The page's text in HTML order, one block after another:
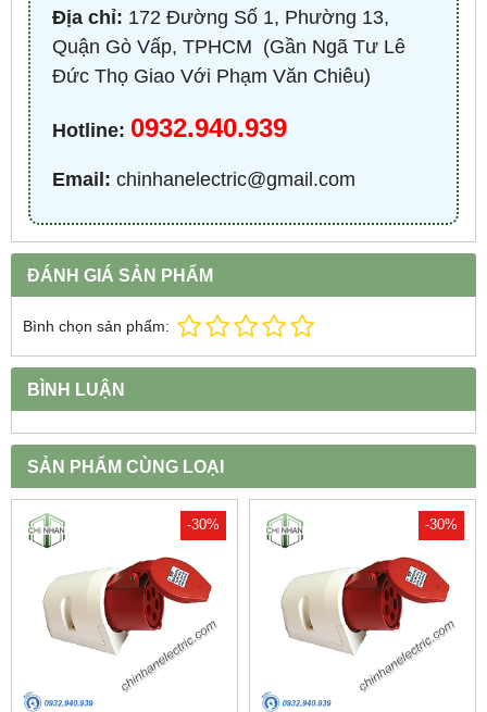
Địa chỉ: 172 Đường Số 1, Phường 13,
Quận Gò Vấp, TPHCM ​ (Gần Ngã Tư Lê
Đức Thọ Giao Với Phạm Văn Chiêu)
Hotline: 0932.940.939
Email: chinhanelectric@gmail.com
ĐÁNH GIÁ SẢN PHẨM
Bình chọn sản phẩm:
BÌNH LUẬN
SẢN PHẨM CÙNG LOẠI
-30% -30%